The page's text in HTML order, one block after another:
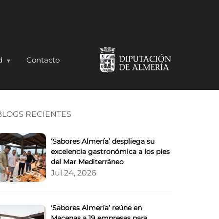
Contacto
seducir a los
RECIENTES
‘Sabores Almería’ despliega su
excelencia gastronómica a los pies
del Mar Mediterráneo
Jul 24, 2026
‘Sabores Almería’ reúne en